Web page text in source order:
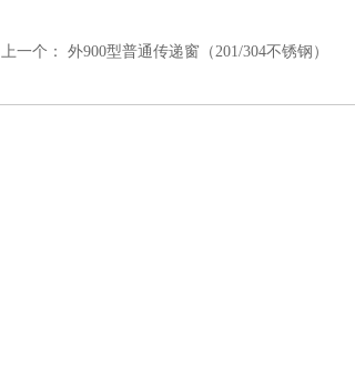
上一个： 外900型普通传递窗（201/304不锈钢）